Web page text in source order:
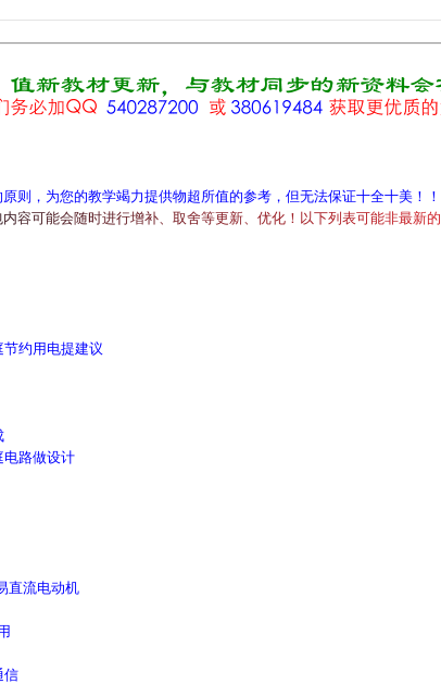
则，为您的教学竭力提供物超所值的参考，但无法保证十全十美！！
内容可能会随时进行增补、 取舍等更新、 优化 ！ 以下列 表可能非最新的
约用电提建议
路做设计
流电动机
信